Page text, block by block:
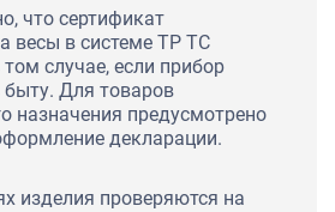
что сертификат
весы в системе ТР ТС
случае, если прибор
быту. Для товаров
назначения предусмотрено
декларации.
изделия проверяются на